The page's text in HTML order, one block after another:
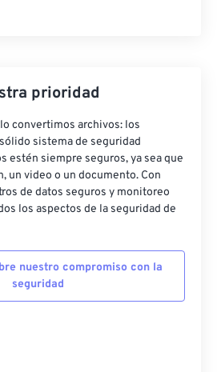
prioridad
convertimos archivos: los
sistema de seguridad
estén siempre seguros, ya sea que
un video o un documento. Con
de datos seguros y monitoreo
los aspectos de la seguridad de
nuestro compromiso con la
seguridad